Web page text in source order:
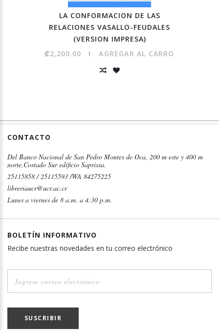
LA CONFORMACION DE LAS
RELACIONES VASALLO-FEUDALES
(VERSION IMPRESA)
₡2,200.00
AGREGAR AL CARRO
CONTACTO
Del Banco Nacional de San Pedro Montes de Oca, 200 m este y 400 m
norte,Costado Sur edificio Saprissa.
25115858 / 25115593 /WA 84275225
libreriaucr@ucr.ac.cr
Lunes a viernes de 8 a.m. a 4:30 p.m.
BOLETÍN INFORMATIVO
Recibe nuestras novedades en tu correo electrónico
SUSCRIBIR